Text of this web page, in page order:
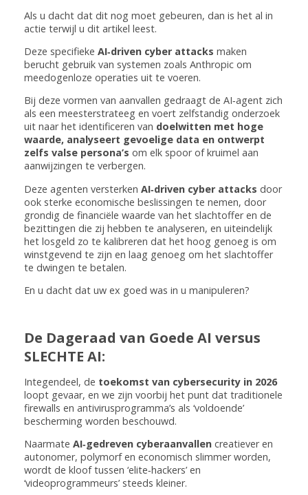
Als u dacht dat dit nog moet gebeuren, dan is het al in
actie terwijl u dit artikel leest.
Deze specifieke AI‑driven cyber attacks maken
berucht gebruik van systemen zoals Anthropic om
meedogenloze operaties uit te voeren.
Bij deze vormen van aanvallen gedraagt de AI‑agent zich
als een meesterstrateeg en voert zelfstandig onderzoek
uit naar het identificeren van doelwitten met hoge
waarde, analyseert gevoelige data en ontwerpt
zelfs valse persona’s om elk spoor of kruimel aan
aanwijzingen te verbergen.
Deze agenten versterken AI‑driven cyber attacks door
ook sterke economische beslissingen te nemen, door
grondig de financiële waarde van het slachtoffer en de
bezittingen die zij hebben te analyseren, en uiteindelijk
het losgeld zo te kalibreren dat het hoog genoeg is om
winstgevend te zijn en laag genoeg om het slachtoffer
te dwingen te betalen.
En u dacht dat uw ex goed was in u manipuleren?
De Dageraad van Goede AI versus
SLECHTE AI:
Integendeel, de toekomst van cybersecurity in 2026
loopt gevaar, en we zijn voorbij het punt dat traditionele
firewalls en antivirusprogramma’s als ‘voldoende’
bescherming worden beschouwd.
Naarmate AI‑gedreven cyberaanvallen creatiever en
autonomer, polymorf en economisch slimmer worden,
wordt de kloof tussen ‘elite‑hackers’ en
‘videoprogrammeurs’ steeds kleiner.